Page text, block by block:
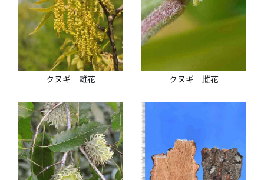
クヌギ 雄花 クヌギ 雌花